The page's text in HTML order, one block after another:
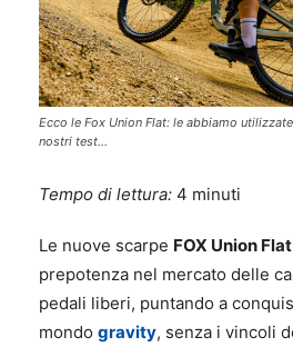
Ecco le Fox Union Flat: le abbiamo
nostri test...
Tempo di lettura: 4 minuti
Le nuove scarpe FOX Union Flat
prepotenza nel mercato delle
pedali liberi, puntando a
mondo gravity, senza i vincoli